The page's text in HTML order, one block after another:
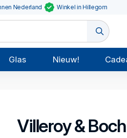
Nederland Winkel in Hillegom
Glas Nieuw!
Villeroy & Boch